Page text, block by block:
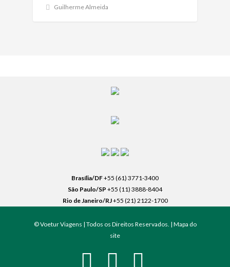
Guilherme Almeida
Brasília/DF+55 (61) 3771-3400
São Paulo/SP +55 (11) 3888-8404
Rio de Janeiro/RJ+55 (21) 2122-1700
© Voetur Viagens | Todos os Direitos Reservados. | Mapa do
site